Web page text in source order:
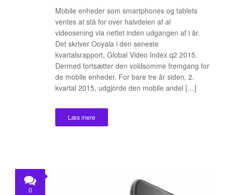
Mobile enheder som smartphones og tablets
ventes at stå for over halvdelen af al
videosening via nettet inden udgangen af i år.
Det skriver Ooyala i den seneste
kvartalsrapport, Global Video Index q2 2015.
Dermed fortsætter den voldsomme fremgang for
de mobile enheder. For bare tre år siden, 2.
kvartal 2015, udgjorde den mobile andel […]
Læs mere
0